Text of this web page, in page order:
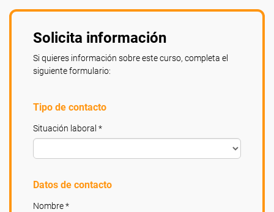
Solicita información
Si quieres información sobre este curso, completa el
siguiente formulario:
Tipo de contacto
Situación laboral *
Datos de contacto
Nombre *